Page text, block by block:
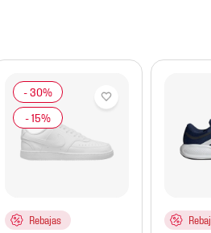
Rebajas